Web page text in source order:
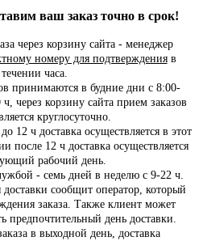
ваш заказ точно в срок!
через корзину сайта - менеджер
номеру для подтвержденияв
течении часа.
принимаются в будние дни с 8:00-
через корзину сайта прием заказов
круглосуточно.
12 ч доставка осуществляется в этот
после 12 ч доставка осуществляется
рабочий день.
- семь дней в неделю с 9-22 ч.
сообщит оператор, который
заказа. Также клиент может
предпочтительный день доставки.
в выходной день, доставка